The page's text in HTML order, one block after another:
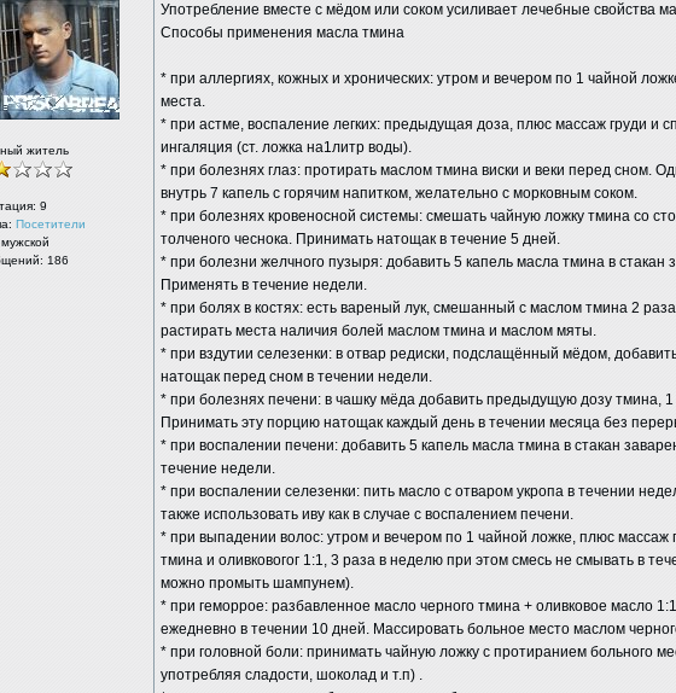
житель
9
Посетители
186
Употребление вместе с мёдом или соком усиливает лечебные свойства
Способы применения масла тмина
* при аллергиях, кожных и хронических: утром и вечером по 1 чайной
места.
* при астме, воспаление легких: предыдущая доза, плюс массаж груди и
ингаляция (ст. ложка на1литр воды).
* при болезнях глаз: протирать маслом тмина виски и веки перед сном.
внутрь 7 капель с горячим напитком, желательно с морковным соком.
* при болезнях кровеносной системы: смешать чайную ложку тмина со
толченого чеснока. Принимать натощак в течение 5 дней.
* при болезни желчного пузыря: добавить 5 капель масла тмина в стакан
Применять в течение недели.
* при болях в костях: есть вареный лук, смешанный с маслом тмина 2
растирать места наличия болей маслом тмина и маслом мяты.
* при вздутии селезенки: в отвар редиски, подслащённый мёдом,
натощак перед сном в течении недели.
* при болезнях печени: в чашку мёда добавить предыдущую дозу тмина,
Принимать эту порцию натощак каждый день в течении месяца без
* при воспалении печени: добавить 5 капель масла тмина в стакан
течение недели.
* при воспалении селезенки: пить масло с отваром укропа в течении
также использовать иву как в случае с воспалением печени.
* при выпадении волос: утром и вечером по 1 чайной ложке, плюс массаж
тмина и оливковогог 1:1, 3 раза в неделю при этом смесь не смывать в
можно промыть шампунем).
* при геморрое: разбавленное масло черного тмина + оливковое масло
ежедневно в течении 10 дней. Массировать больное место маслом
* при головной боли: принимать чайную ложку с протиранием больного
употребляя сладости, шоколад и т.п) .